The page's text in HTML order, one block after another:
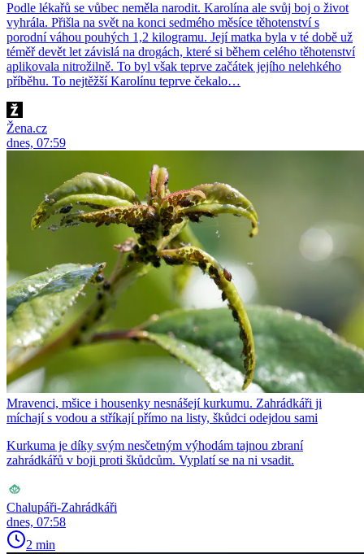
Podle lékařů se vůbec neměla narodit. Karolína ale svůj boj o život
vyhrála. Přišla na svět na konci sedmého měsíce těhotenství s
porodní váhou pouhých 1,2 kilogramu. Její matka byla v té době už
téměř devět let závislá na drogách, které si během celého těhotenství
aplikovala nitrožilně. To byl však teprve začátek jejího nelehkého
příběhu. To nejtěžší Karolínu teprve čekalo…
Žena.cz
dnes, 07:59
Mravenci, mšice i housenky nesnášejí kurkumu. Zahrádkáři ji
míchají s vodou a stříkají přímo na listy, škůdci odejdou sami
Kurkuma je díky svým nesčetným výhodám tajnou zbraní
zahrádkářů v boji proti škůdcům. Vyplatí se na ni vsadit.
Chalupáři-Zahrádkáři
dnes, 07:58
2 min